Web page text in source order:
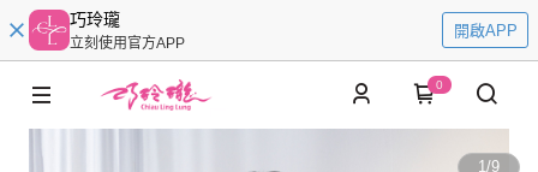
巧玲瓏
立刻使用官方APP
開啟APP
0
1/9